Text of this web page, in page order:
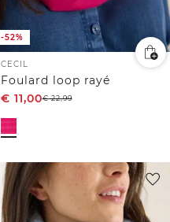
-52%
CECIL
Foulard loop rayé
€ 11,00€22,99